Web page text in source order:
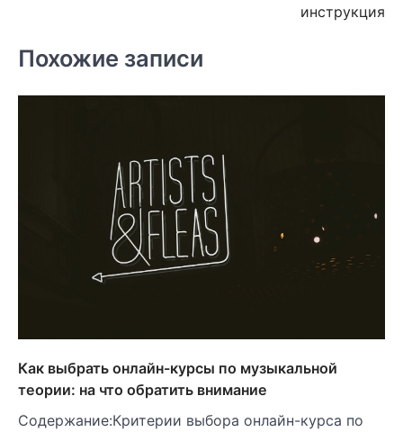
инструкция
Похожие записи
Как выбрать онлайн-курсы по музыкальной
теории: на что обратить внимание
Содержание:Критерии выбора онлайн-курса по